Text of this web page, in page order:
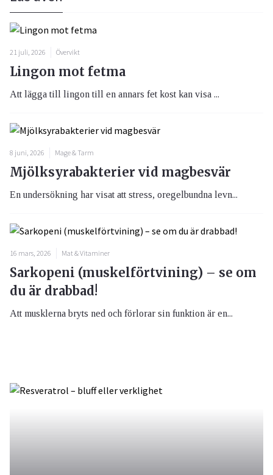
21 juli, 2026 Övervikt
Lingon mot fetma
Att lägga till lingon till en annars fet kost kan visa ...
8 juni, 2026 Mage & Tarm
Mjölksyrabakterier vid magbesvär
En undersökning har visat att stress, oregelbundna levn...
16 mars, 2026 Mat & Vitaminer
Sarkopeni (muskelförtvining) – se om
du är drabbad!
Att musklerna bryts ned och förlorar sin funktion är en...